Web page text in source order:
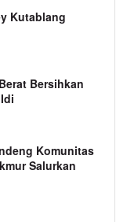
Kutablang
Bersihkan
Komunitas
Salurkan